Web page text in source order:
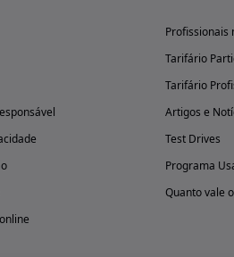
Profissionais
Tarifário
Tarifário
Artigos e
Test Drives
Programa
Quanto vale